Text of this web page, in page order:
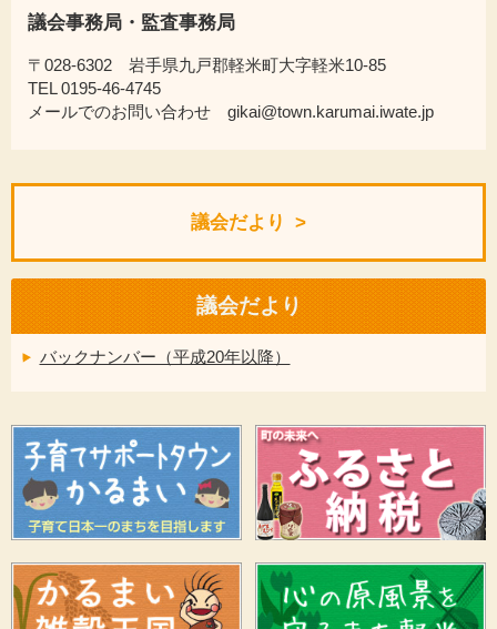
議会事務局・監査事務局
〒028-6302 岩手県九戸郡軽米町大字軽米10-85
TEL 0195-46-4745
メールでのお問い合わせ gikai@town.karumai.iwate.jp
議会だより
議会だより
バックナンバー（平成20年以降）